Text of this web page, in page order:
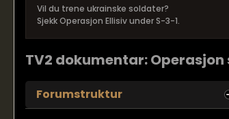
Vil du trene ukrainske soldater?
Sjekk Operasjon Ellisiv under S-3-1.
TV2 dokumentar:
Forumstruktur